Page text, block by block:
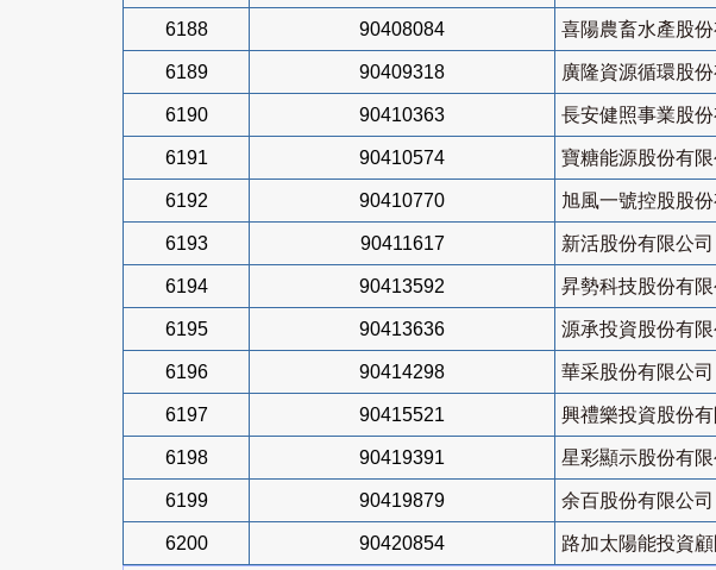
6188 90408084 喜陽農畜水產股份
6189 90409318 廣隆資源循環股份
6190 90410363 長安健照事業股份
6191 90410574 寶糖能源股份有限
6192 90410770 旭風一號控股股份
6193 90411617 新活股份有限公司
6194 90413592 昇勢科技股份有限
6195 90413636 源承投資股份有限
6196 90414298 華采股份有限公司
6197 90415521 興禮樂投資股份有
6198 90419391 星彩顯示股份有限
6199 90419879 余百股份有限公司
6200 90420854 路加太陽能投資